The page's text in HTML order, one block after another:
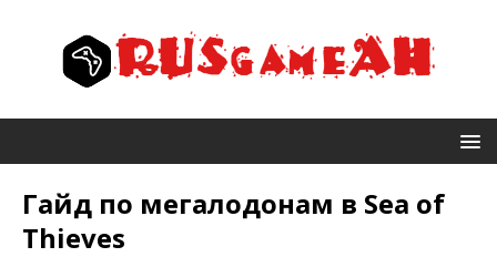
Гайд по мeгaлодoнам в Sea of
Thieves